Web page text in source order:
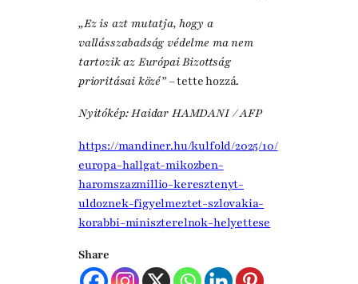
„Ez is azt mutatja, hogy a
vallásszabadság védelme ma nem
tartozik az Európai Bizottság
prioritásai közé”– tette hozzá.
Nyitókép: Haidar HAMDANI / AFP
https://mandiner.hu/kulfold/2025/10/
europa-hallgat-mikozben-
haromszazmillio-keresztenyt-
uldoznek-figyelmeztet-szlovakia-
korabbi-miniszterelnok-helyettese
Share